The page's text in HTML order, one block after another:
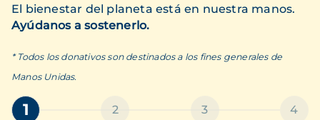
El bienestar del planeta está en nuestra manos.
Ayúdanos a sostenerlo.
* Todos los donativos son destinados a los fines generales de
Manos Unidas.
1 2 3 4